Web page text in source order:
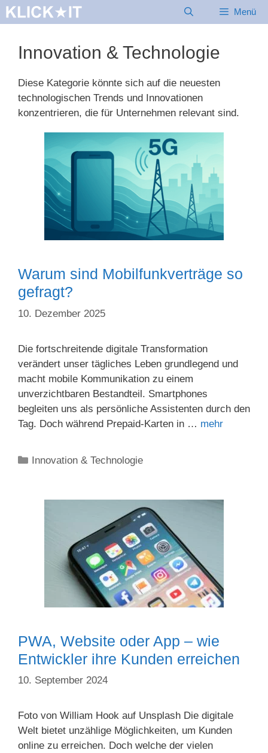
Zum
Inhalt
Menü
Innovation & Technologie
Diese Kategorie könnte sich auf die neuesten
technologischen Trends und Innovationen
konzentrieren, die für Unternehmen relevant sind.
Warum sind Mobilfunkverträge so
gefragt?
10. Dezember 2025
Die fortschreitende digitale Transformation
verändert unser tägliches Leben grundlegend und
macht mobile Kommunikation zu einem
unverzichtbaren Bestandteil. Smartphones
begleiten uns als persönliche Assistenten durch den
Tag. Doch während Prepaid-Karten in … mehr
Kategorien
Innovation & Technologie
PWA, Website oder App – wie
Entwickler ihre Kunden erreichen
10. September 2024
Foto von William Hook auf Unsplash Die digitale
Welt bietet unzählige Möglichkeiten, um Kunden
online zu erreichen. Doch welche der vielen